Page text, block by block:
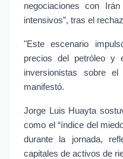
negociaciones con
intensivos”, tras el
"Este escenario
precios del petróleo y
inversionistas sobre
manifestó.
Jorge Luis Huayta
como el “índice del
durante la jornada,
capitales de activos de